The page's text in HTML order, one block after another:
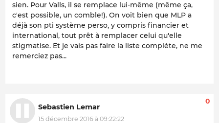
sien. Pour Valls, il se remplace lui-même (même ça,
c'est possible, un comble!). On voit bien que MLP a
déjà son pti système perso, y compris financier et
international, tout prêt à remplacer celui qu'elle
stigmatise. Et je vais pas faire la liste complète, ne me
remerciez pas...
Sebastien Lemar
15 décembre 2016 à 09:22:22
0